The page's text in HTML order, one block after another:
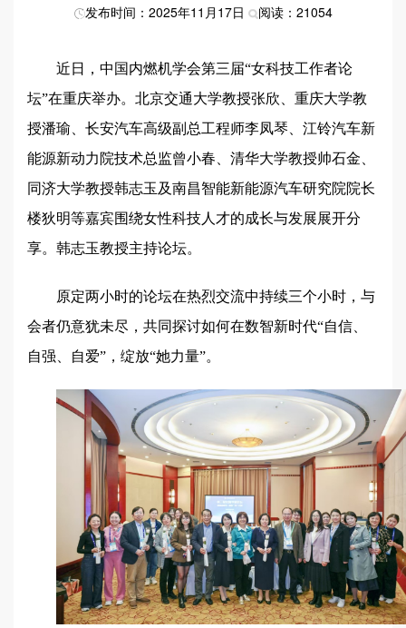
发布时间：2025年11月17日 阅读：21054
近日，中国内燃机学会第三届“女科技工作者论
坛”在重庆举办。北京交通大学教授张欣、重庆大学教
授潘瑜、长安汽车高级副总工程师李凤琴、江铃汽车新
能源新动力院技术总监曾小春、清华大学教授帅石金、
同济大学教授韩志玉及南昌智能新能源汽车研究院院长
楼狄明等嘉宾围绕女性科技人才的成长与发展展开分
享。韩志玉教授主持论坛。
原定两小时的论坛在热烈交流中持续三个小时，与
会者仍意犹未尽，共同探讨如何在数智新时代“自信、
自强、自爱”，绽放“她力量”。